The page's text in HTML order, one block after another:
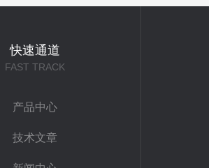
快速通道
FAST TRACK
产品中心
技术文章